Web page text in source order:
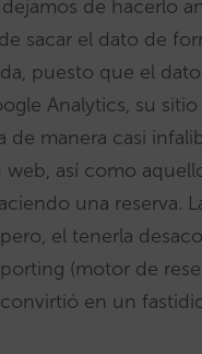
de hacerlo
sacar el dato de
puesto que el
Analytics, su
de manera casi
web, así como
una reserva.
el tenerla
(motor de
en un